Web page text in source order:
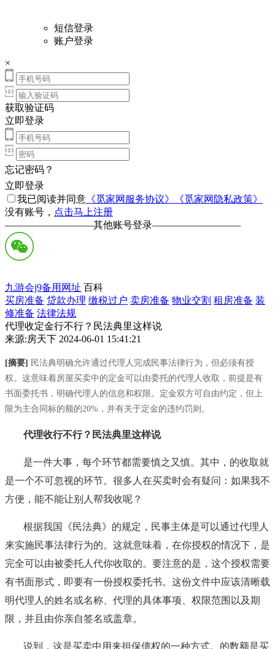
短信登录
账户登录
×
获取验证码
立即登录
忘记密码？
立即登录
我已阅读并同意 《觅家网服务协议》
《觅家网隐私政策》
没有账号， 点击马上注册
—————————其他账号登录—————————
九游会j9备用网址 百科
买房准备 贷款办理 缴税过户 卖房准备 物业交割 租房准备 装
修准备 法律法规
代理收定金行不行？民法典里这样说
来源:房天下 2024-06-01 15:41:21
[摘要] 民法典明确允许通过代理人完成民事法律行为，但必须有授
权。这意味着房屋买卖中的定金可以由委托的代理人收取，前提是有
书面委托书，明确代理人的信息和权限。定金双方可自由约定，但上
限为主合同标的额的20%，并有关于定金的违约罚则。
代理收行不行？民法典里这样说
是一件大事，每个环节都需要慎之又慎。其中，的收取就
是一个不可忽视的环节。很多人在买卖时会有疑问：如果我不
方便，能不能让别人帮我收呢？
根据我国《民法典》的规定，民事主体是可以通过代理人
来实施民事法律行为的。这就意味着，在你授权的情况下，是
完全可以由被委托人代你收取的。要注意的是，这个授权需要
有书面形式，即要有一份授权委托书。这份文件中应该清晰载
明代理人的姓名或名称、代理的具体事项、权限范围以及期
限，并且由你亲自签名或盖章。
说到，这是买卖中用来担保债权的一种方式。的数额是买